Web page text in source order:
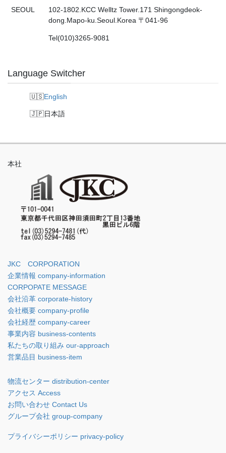
SEOUL
102-1802.KCC Welltz Tower.171 Shingongdeok-
dong.Mapo-ku.Seoul.Korea 〒041-96
Tel(010)3265-9081
Language Switcher
English
日本語
本社
JKC CORPORATION
企業情報 company-information
CORPOPATE MESSAGE
会社沿革 corporate-history
会社概要 company-profile
会社経歴 company-career
事業内容 business-contents
私たちの取り組み our-approach
営業品目 business-item
物流センター distribution-center
アクセス Access
お問い合わせ Contact Us
グループ会社 group-company
プライバシーポリシー privacy-policy